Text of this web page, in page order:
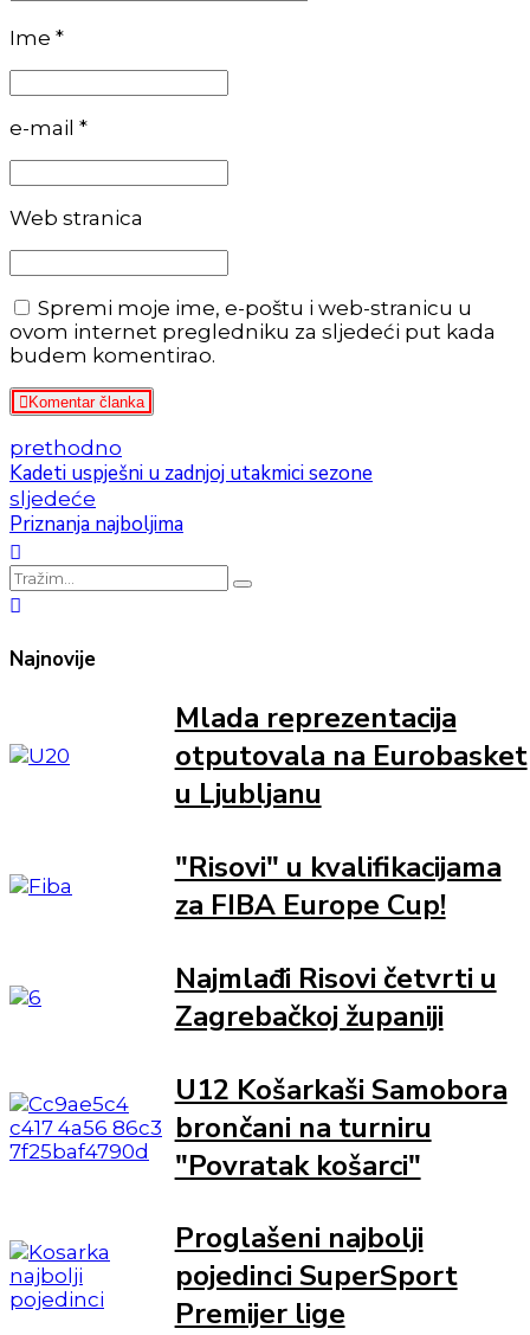
Ime *
e-mail *
Web stranica
Spremi moje ime, e-poštu i web-stranicu u
ovom internet pregledniku za sljedeći put kada
budem komentirao.
Komentar članka
prethodno
Kadeti uspješni u zadnjoj utakmici sezone
sljedeće
Priznanja najboljima
Najnovije
Mlada reprezentacija
otputovala na Eurobasket
u Ljubljanu
"Risovi" u kvalifikacijama
za FIBA Europe Cup!
Najmlađi Risovi četvrti u
Zagrebačkoj županiji
U12 Košarkaši Samobora
brončani na turniru
"Povratak košarci"
Proglašeni najbolji
pojedinci SuperSport
Premijer lige